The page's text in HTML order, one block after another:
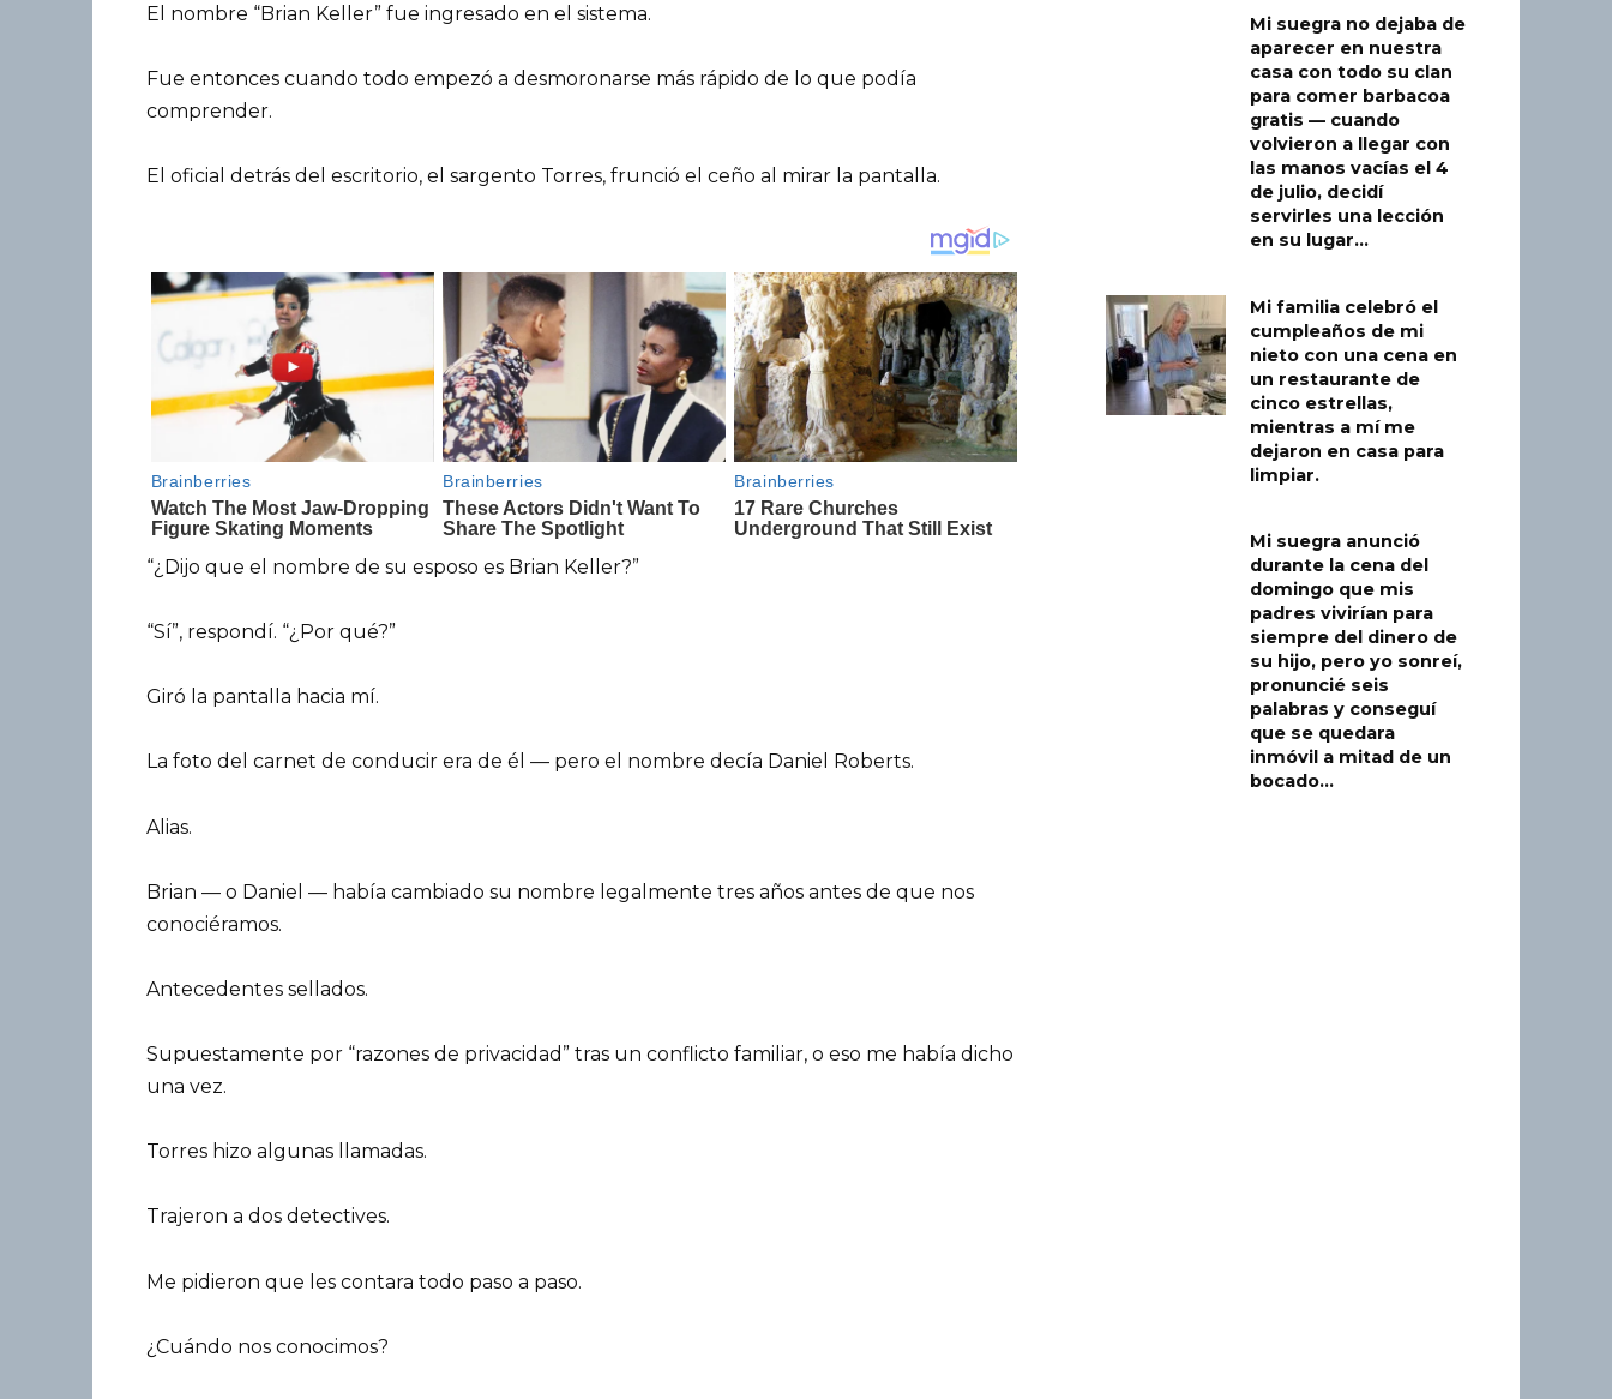
El nombre “Brian Keller” fue ingresado en el sistema.
Fue entonces cuando todo empezó a desmoronarse más rápido de lo que podía
comprender.
El oficial detrás del escritorio, el sargento Torres, frunció el ceño al mirar la pantalla.
“¿Dijo que el nombre de su esposo es Brian Keller?”
“Sí”, respondí. “¿Por qué?”
Giró la pantalla hacia mí.
La foto del carnet de conducir era de él — pero el nombre decía Daniel Roberts.
Alias.
Brian — o Daniel — había cambiado su nombre legalmente tres años antes de que nos
conociéramos.
Antecedentes sellados.
Supuestamente por “razones de privacidad” tras un conflicto familiar, o eso me había dicho
una vez.
Torres hizo algunas llamadas.
Trajeron a dos detectives.
Me pidieron que les contara todo paso a paso.
¿Cuándo nos conocimos?
Mi suegra no dejaba de
aparecer en nuestra
casa con todo su clan
para comer barbacoa
gratis — cuando
volvieron a llegar con
las manos vacías el 4
de julio, decidí
servirles una lección
en su lugar…
Mi familia celebró el
cumpleaños de mi
nieto con una cena en
un restaurante de
cinco estrellas,
mientras a mí me
dejaron en casa para
limpiar.
Mi suegra anunció
durante la cena del
domingo que mis
padres vivirían para
siempre del dinero de
su hijo, pero yo sonreí,
pronuncié seis
palabras y conseguí
que se quedara
inmóvil a mitad de un
bocado…